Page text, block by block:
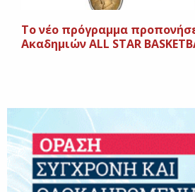
Το νέο πρόγραμμα
Ακαδημιών ΑLL STAR